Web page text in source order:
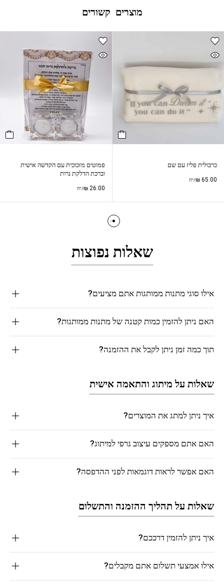
מוצרים קשורים
כרבולית פליז עם שם
₪ 65.00 /יח
פמוטים מזכוכית עם הקדשה אישית
וברכת הדלקת נרות
₪26.00 /יח
שאלות נפוצות
אילו סוגי מתנות ממותגות אתם מציעים?
האם ניתן להזמין כמות קטנה של מתנות ממותגות?
תוך כמה זמן ניתן לקבל את ההזמנה?
שאלות על מיתוג והתאמה אישית
איך ניתן למתג את המוצרים?
האם אתם מספקים עיצוב גרפי למיתוג?
האם אפשר לראות דוגמאות לפני ההדפסה?
שאלות על תהליך ההזמנה והתשלום
איך ניתן להזמין דרככם?
אילו אמצעי תשלום אתם מקבלים?